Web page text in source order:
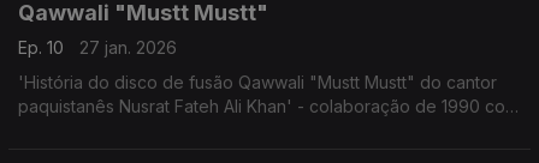
Qawwali "Mustt Mustt"
Ep. 10
27 jan. 2026
'História do disco de fusão Qawwali "Mustt Mustt" do cantor
paquistanês Nusrat Fateh Ali Khan' - colaboração de 1990 com